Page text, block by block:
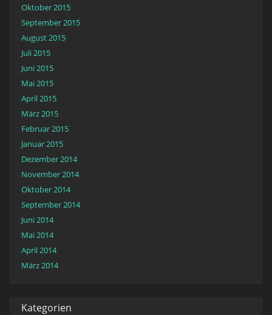
Oktober 2015
September 2015
August 2015
Juli 2015
Juni 2015
Mai 2015
April 2015
März 2015
Februar 2015
Januar 2015
Dezember 2014
November 2014
Oktober 2014
September 2014
Juni 2014
Mai 2014
April 2014
März 2014
Kategorien